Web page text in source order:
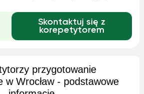
Zajęcia prowadzone są
odpowiadający uczniom. Nauka
podczas lek...
Skontaktuj się z
korepetytorem
przygotowanie
w Wrocław - podstawowe